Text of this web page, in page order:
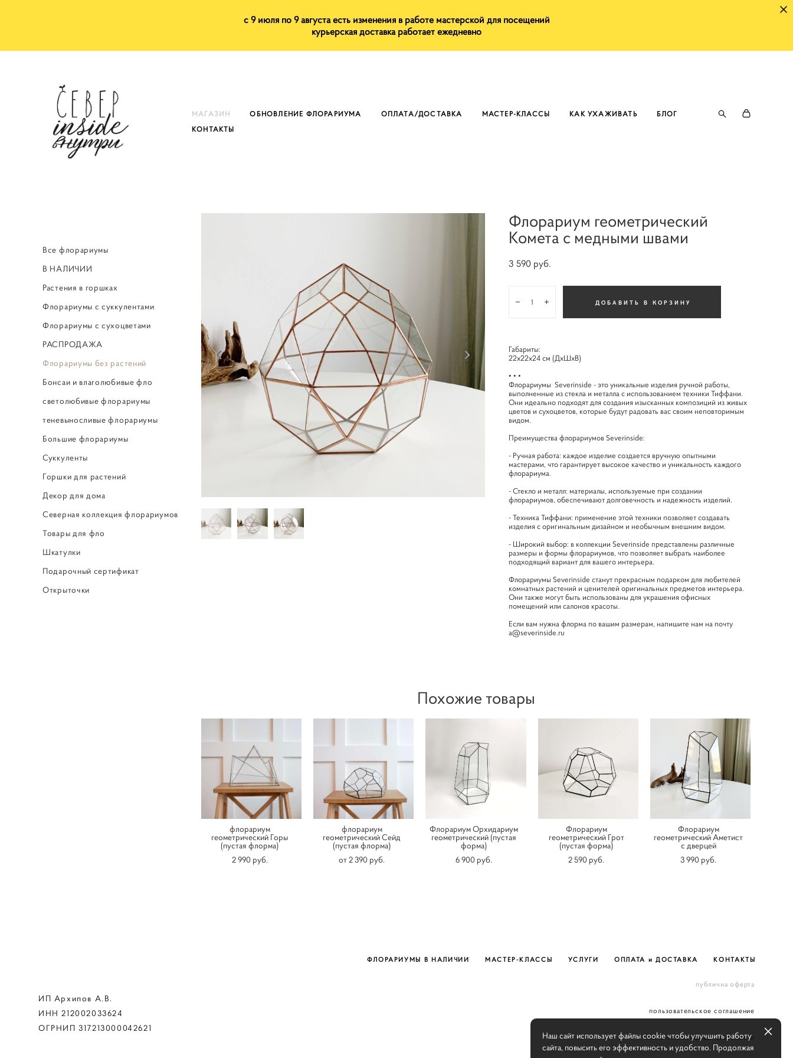
с 9 июля по 9 августа есть изменения в работе мастерской для посещений
курьерская доставка работает ежедневно
МАГАЗИН ОБНОВЛЕНИЕ ФЛОРАРИУМА ОПЛАТА/ДОСТАВКА МАСТЕР-КЛАССЫ КАК УХАЖИВАТЬ
БЛОГ
КОНТАКТЫ
Все флорариумы
В НАЛИЧИИ
Растения в горшках
Флорариумы с суккулентами
Флорариумы с сухоцветами
РАСПРОДАЖА
Флорариумы без растений
Бонсаи и влаголюбивые фло
светолюбивые флорариумы
теневыносливые флорариумы
Большие флорариумы
Суккуленты
Горшки для растений
Декор для дома
Северная коллекция флорариумов
Товары для фло
Шкатулки
Подарочный сертификат
Открыточки
Флорариум геометрический
Комета с медными швами
3 590 pуб.
ДОБАВИТЬ В КОРЗИНУ
Габариты:
22х22х24 см (ДхШхВ)
• • •
Флорариумы Severinside - это уникальные изделия ручной работы,
выполненные из стекла и металла с использованием техники Тиффани.
Они идеально подходят для создания изысканных композиций из живых
цветов и сухоцветов, которые будут радовать вас своим неповторимым
видом.
Преимущества флорариумов Severinside:
- Ручная работа: каждое изделие создается вручную опытными
мастерами, что гарантирует высокое качество и уникальность каждого
флорариума.
- Стекло и металл: материалы, используемые при создании
флорариумов, обеспечивают долговечность и надежность изделий.
- Техника Тиффани: применение этой техники позволяет создавать
изделия с оригинальным дизайном и необычным внешним видом.
- Широкий выбор: в коллекции Severinside представлены различные
размеры и формы флорариумов, что позволяет выбрать наиболее
подходящий вариант для вашего интерьера.
Флорариумы Severinside станут прекрасным подарком для любителей
комнатных растений и ценителей оригинальных предметов интерьера.
Они также могут быть использованы для украшения офисных
помещений или салонов красоты.
Если вам нужна флорма по вашим размерам, напишите нам на почту
a@severinside.ru
Похожие товары
флорариум
геометрический Горы
(пустая флорма)
2 990 pуб.
флорариум
геометрический Сейд
(пустая флорма)
от 2 390 pуб.
Флорариум Орхидариум
геометрический (пустая
форма)
6 900 pуб.
Флорариум
геометрический Грот
(пустая форма)
2 590 pуб.
Флорариум
геометрический Аметист
с дверцей
3 990 pуб.
ФЛОРАРИУМЫ В НАЛИЧИИ МАСТЕР-КЛАССЫ УСЛУГИ ОПЛАТА и ДОСТАВКА КОНТАКТЫ
ИП Архипов А.В.
ИНН 212002033624
ОГРНИП 317213000042621
публична оферта
пользовательское соглашение
политика конфиденциальности
Наш сайт использует файлы cookie чтобы улучшить работу
сайта, повысить его эффективность и удобство. Продолжая